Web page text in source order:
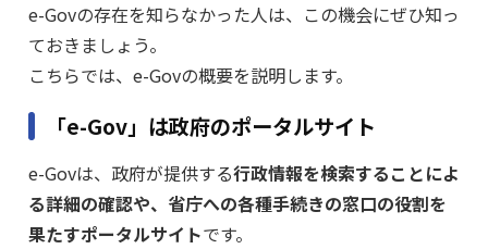
e-Govの存在を知らなかった人は、この機会にぜひ知っ
ておきましょう。
こちらでは、e-Govの概要を説明します。
「e-Gov」は政府のポータルサイト
e-Govは、政府が提供する行政情報を検索することによ
る詳細の確認や、省庁への各種手続きの窓口の役割を
果たすポータルサイトです。